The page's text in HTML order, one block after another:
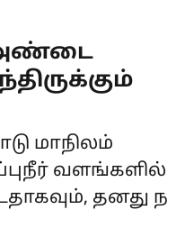
அண்டை
மாநிலம்
வளங்களில்
தனது ந